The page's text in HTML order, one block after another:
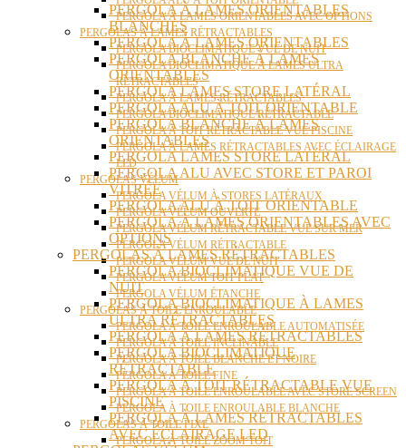
PERGOLA À LAMES ORIENTABLES AVEC OPTIONS
PERGOLAS À LAMES RÉTRACTABLES
PERGOLA BIOCLIMATIQUE VUE DE NUIT
PERGOLA BIOCLIMATIQUE À LAMES ULTRA
RÉTRACTABLES
PERGOLA À LAMES RÉTRACTABLES
PERGOLA BIOCLIMATIQUE RÉTRACTABLE
PERGOLA À TOIT RÉTRACTABLE VUE PISCINE
PERGOLA À LAMES RÉTRACTABLES AVEC ÉCLAIRAGE
LED
PERGOLAS VÉLUM
PERGOLA VÉLUM À STORES LATÉRAUX
PERGOLA VÉLUM OUVERTE
PERGOLA VÉLUM RÉTRACTABLE VUE SUR MER
PERGOLA VÉLUM RÉTRACTABLE
PERGOLA VÉLUM VUE DE NUIT
PERGOLA VÉLUM TOIT PLAT
PERGOLA VÉLUM ÉTANCHE
PERGOLAS À TOILE ENROULABLE
PERGOLA À TOILE ENROULABLE AUTOMATISÉE
PERGOLA À TOILE INCLINABLE
PERGOLA À TOILE BLANCHE ET NOIRE
PERGOLA À TOILE FINE
PERGOLA À TOILE ENROULABLE AVEC STORE SCREEN
PERGOLA À TOILE ENROULABLE BLANCHE
PERGOLAS À TOILE FIXE
PERGOLA À TOILE ZOOM TOIT
PERGOLA À LAMES ORIENTABLES
BLANCHES
PERGOLA À LAMES ORIENTABLES
PERGOLA BLANCHE À LAMES
ORIENTABLES
PERGOLA LAMES STORE LATÉRAL
PERGOLA ALU À TOIT ORIENTABLE
PERGOLA BLANCHE À LAMES
ORIENTABLES
PERGOLA LAMES STORE LATÉRAL
PERGOLA ALU AVEC STORE ET PAROI
VITRÉE
PERGOLA ALU À TOIT ORIENTABLE
PERGOLA À LAMES ORIENTABLES AVEC
OPTIONS
PERGOLAS À LAMES RÉTRACTABLES
PERGOLA BIOCLIMATIQUE VUE DE
NUIT
PERGOLA BIOCLIMATIQUE À LAMES
ULTRA RÉTRACTABLES
PERGOLA À LAMES RÉTRACTABLES
PERGOLA BIOCLIMATIQUE
RÉTRACTABLE
PERGOLA À TOIT RÉTRACTABLE VUE
PISCINE
PERGOLA À LAMES RÉTRACTABLES
AVEC ÉCLAIRAGE LED